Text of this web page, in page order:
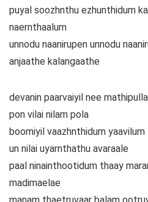
puyal soozhnthu ezhunthidum
naernthaalum
unnodu naanirupen unnodu
anjaathe kalangaathe
devanin paarvaiyil nee
pon vilai nilam pola
boomiyil vaazhnthidum yaavilum
un nilai uyarnthathu avaraale
paal ninainthootidum thaay
madimaelae